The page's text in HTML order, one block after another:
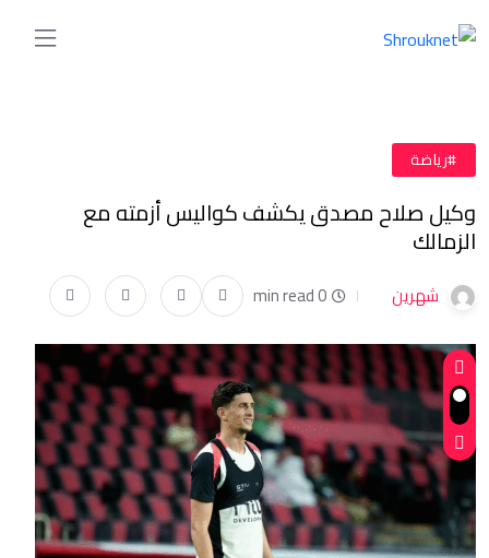
#رياضة
وكيل صلاح مصدق يكشف كواليس أزمته مع
الزمالك
شهرين 0 min read